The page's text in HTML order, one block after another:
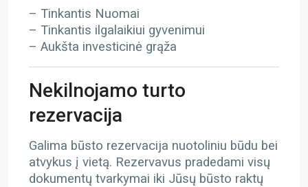
– Tinkantis Nuomai
– Tinkantis ilgalaikiui gyvenimui
– Aukšta investicinė grąža
Nekilnojamo turto
rezervacija
Galima būsto rezervacija nuotoliniu būdu bei
atvykus į vietą. Rezervavus pradedami visų
dokumentų tvarkymai iki Jūsų būsto raktų